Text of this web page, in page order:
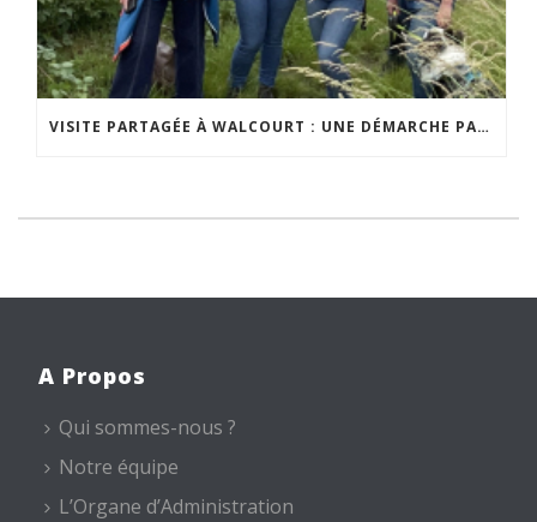
VISITE PARTAGÉE À WALCOURT : UNE DÉMARCHE PARTICIPATIVE ANIMÉE PAR ESPACE ENVIRONNEMENT
A Propos
Qui sommes-nous ?
Notre équipe
L’Organe d’Administration